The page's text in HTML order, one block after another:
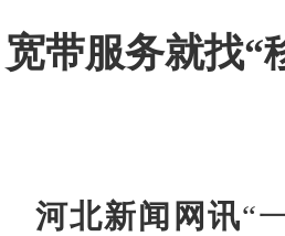
宽带服务就找“
河北新闻网讯“